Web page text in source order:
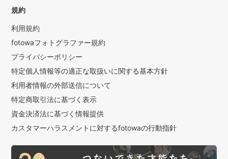
規約
利用規約
fotowaフォトグラファー規約
プライバシーポリシー
特定個人情報等の適正な取扱いに関する基本方針
利用者情報の外部送信について
特定商取引法に基づく表示
資金決済法に基づく情報提供
カスタマーハラスメントに対するfotowaの行動指針